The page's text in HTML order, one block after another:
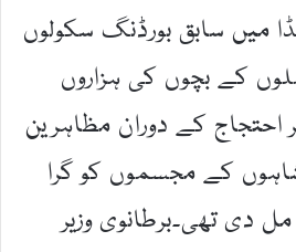
میں سابق بورڈنگ سکولوں
کے بچوں کی ہزاروں
احتجاج کے دوران مظاہرین
کے مجسموں کو گرا
مل دی تھی۔برطانوی وزیر